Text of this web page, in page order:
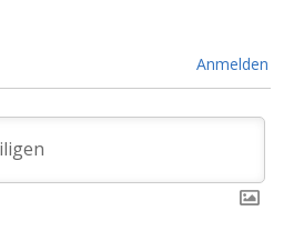
Anmelden